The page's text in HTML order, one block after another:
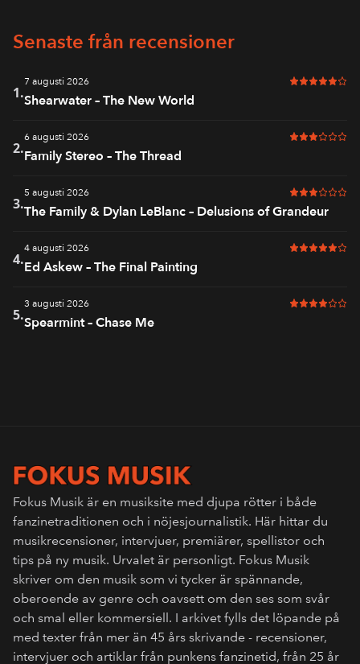
Senaste från recensioner
1.
7 augusti 2026 5 av 6 i
Shearwater – The New World
2.
6 augusti 2026 3 av 6 i
Family Stereo – The Thread
3.
5 augusti 2026 3 av 6 i
The Family & Dylan LeBlanc – Delusions of Grandeur
4.
4 augusti 2026 5 av 6 i
Ed Askew – The Final Painting
5.
3 augusti 2026 4 av 6 i
Spearmint – Chase Me
Fokus Musik är en musiksite med djupa rötter i både
fanzinetraditionen och i nöjesjournalistik. Här hittar du
musikrecensioner, intervjuer, premiärer, spellistor och
tips på ny musik. Urvalet är personligt. Fokus Musik
skriver om den musik som vi tycker är spännande,
oberoende av genre och oavsett om den ses som svår
och smal eller kommersiell. I arkivet fylls det löpande på
med texter från mer än 45 års skrivande - recensioner,
intervjuer och artiklar från punkens fanzinetid, från 25 år